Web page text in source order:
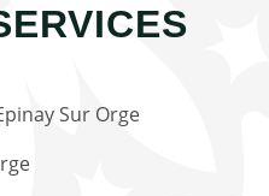
Sur Orge